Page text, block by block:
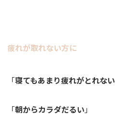
疲れが取れない方に
「寝てもあまり疲れがとれない
「朝からカラダだるい 」